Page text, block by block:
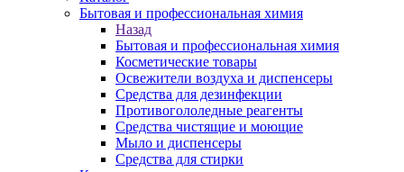
Бытовая и профессиональная химия
Назад
Бытовая и профессиональная химия
Косметические товары
Освежители воздуха и диспенсеры
Средства для дезинфекции
Противогололедные реагенты
Средства чистящие и моющие
Мыло и диспенсеры
Средства для стирки